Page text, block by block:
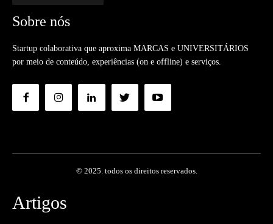
Sobre nós
Startup colaborativa que aproxima MARCAS e UNIVERSITÁRIOS
por meio de conteúdo, experiências (on e offline) e serviços.
© 2025. todos os direitos reservados.
Artigos